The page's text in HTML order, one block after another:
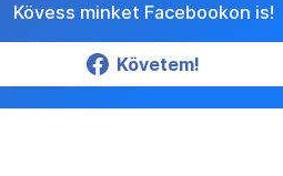
Kövess minket Facebookon is!
Követem!